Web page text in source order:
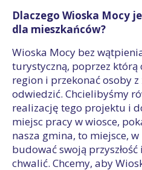
Dlaczego Wioska Mocy
dla mieszkańców?
Wioska Mocy bez
turystyczną, poprzez
region i przekonać osoby
odwiedzić. Chcielibyśmy
realizację tego projektu i
miejsc pracy w wiosce,
nasza gmina, to miejsce,
budować swoją
chwalić. Chcemy, aby